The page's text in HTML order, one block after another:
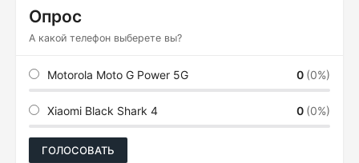
Опрос
А какой телефон выберете вы?
Motorola Moto G Power 5G 0 (0%)
Xiaomi Black Shark 4 0 (0%)
ГОЛОСОВАТЬ